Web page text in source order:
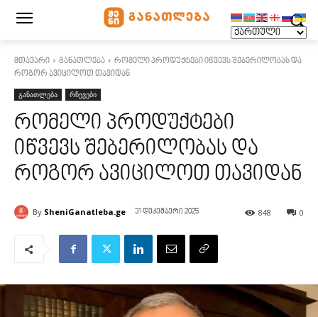
მთავარი განათლება
რომელი პროდუქტები იწვევს შებერილობას და
როგორ ავიცილოთ თავიდან
განათლება რჩევები
რომელი პროდუქტები
იწვევს შებერილობას და
როგორ ავიცილოთ თავიდან
By SheniGanatleba.ge 31 დეკემბერი 2025 0
848